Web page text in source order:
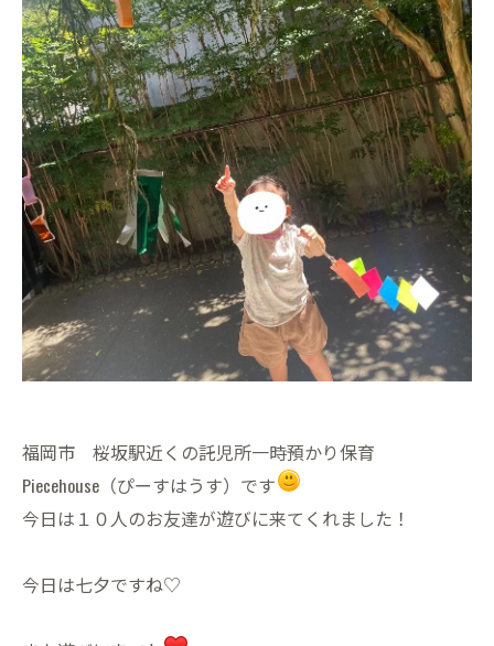
福岡市 桜坂駅近くの託児所一時預かり保育
Piecehouse（ぴーすはうす）です
今日は１０人のお友達が遊びに来てくれました！
今日は七夕ですね♡